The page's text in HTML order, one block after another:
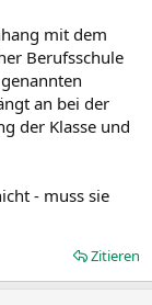
mit dem
Berufsschule
an bei der
der Klasse und
- muss sie
Zitieren